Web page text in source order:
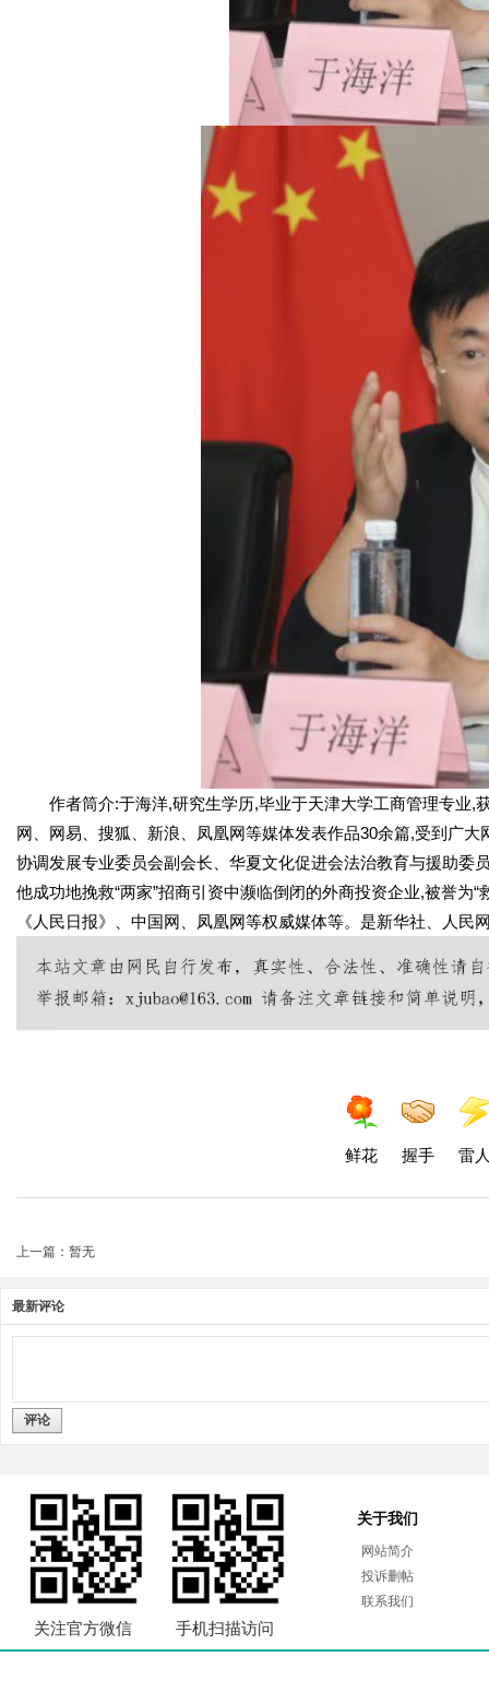
作者筒介:于海洋,研究生学历,毕业于天津大学工商管理专业,
网、网易、搜狐、新浪、凤凰网等媒体发表作品30余篇,受到广
协调发展专业委员会副会长、华夏文化促进会法治教育与援助委
他成功地挽救“两家”招商引资中濒临倒闭的外商投资企业,被誉为
《人民日报》、中国网、凤凰网等权威媒体等。是新华社、人
鲜花 握手 雷
上一篇：暂无
最新评论
评论
关注官方微信 手机扫描访问
关于我们
网站简介
投诉删帖
联系我们